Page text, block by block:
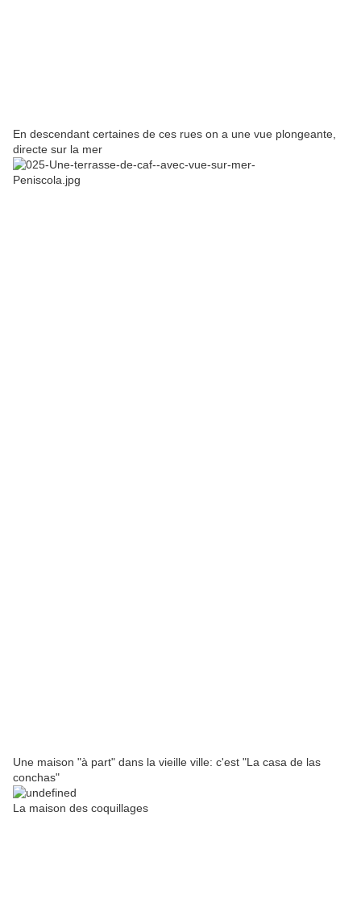
En descendant certaines de ces rues on a une vue plongeante,
directe sur la mer
Une maison "à part" dans la vieille ville: c'est "La casa de las
conchas"
La maison des coquillages